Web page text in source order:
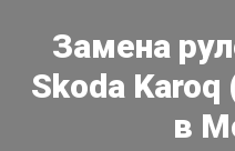
Замена
Skoda
в